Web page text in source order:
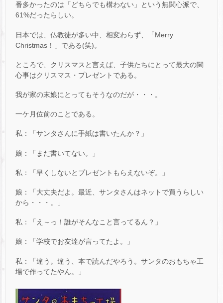
番多かったのは「どちらでも構わない」という無関心派で、
61%だったらしい。
日本では、仏教徒が多い中、相変わらず、「Merry
Christmas！」である(笑)。
ところで、クリスマスと言えば、子供たちにとって最大の関
心事はクリスマス・プレゼントである。
我が家の末娘にとってもそうなのだが・・・。
一ケ月位前のことである。
私：「サンタさんに手紙は書いたんか？」
娘：「まだ書いてない。」
私：「早くしないとプレゼントもらえないぞ。」
娘：「大丈夫だよ。最近、サンタさんはネットで買うらしい
から・・・。」
私：「え～っ！誰がそんなこと言ってるん？」
娘：「学校でお友達が言ってたよ。」
私：「違う。違う、本で読んだやろう。サンタのおもちゃ工
場で作ってたやん。」